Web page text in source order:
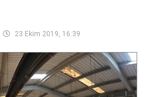
23 Ekim 2019, 16:39